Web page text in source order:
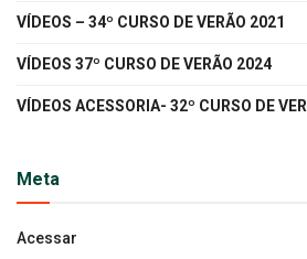
VÍDEOS – 34º CURSO DE VERÃO 2021
VÍDEOS 37º CURSO DE VERÃO 2024
VÍDEOS ACESSORIA- 32º CURSO DE
Meta
Acessar